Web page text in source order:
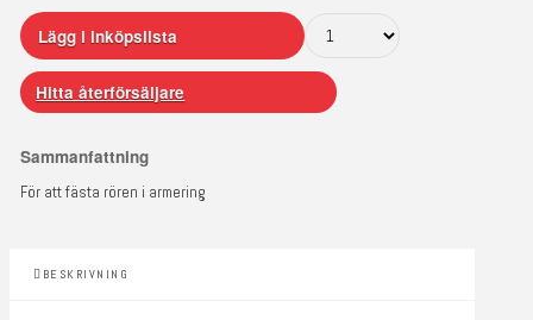
Lägg i inköpslista
Hitta återförsäljare
Sammanfattning
För att fästa rören i armering
BESKRIVNING